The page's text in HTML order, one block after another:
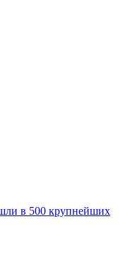
в 500 крупнейших